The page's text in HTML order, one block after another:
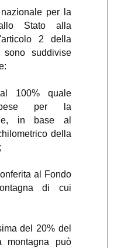
per la
Stato alla
2 della
suddivise
100% quale
per la
in base al
della
al Fondo
di cui
del 20% del
montagna può